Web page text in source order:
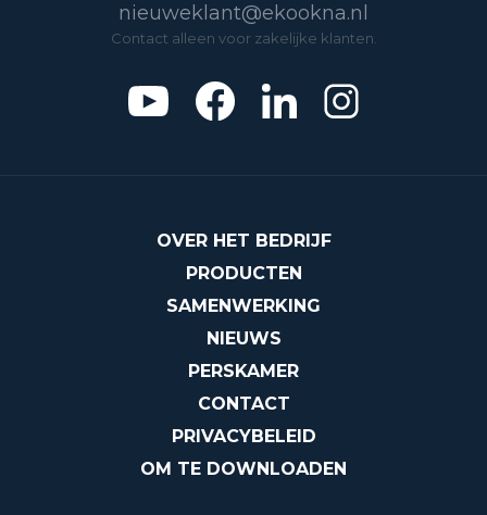
nieuweklant@ekookna.nl
Contact alleen voor zakelijke klanten.
OVER HET BEDRIJF
PRODUCTEN
SAMENWERKING
NIEUWS
PERSKAMER
CONTACT
PRIVACYBELEID
OM TE DOWNLOADEN